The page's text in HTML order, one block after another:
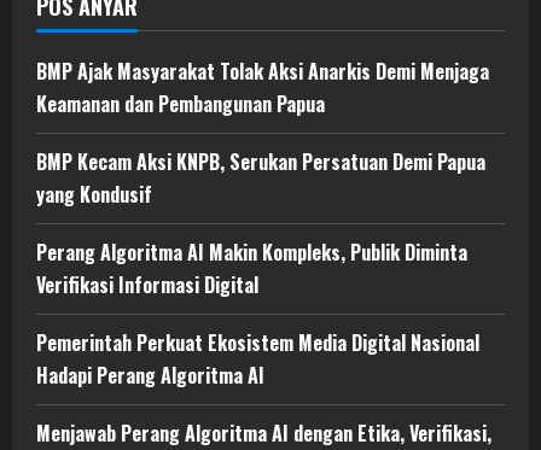
POS ANYAR
BMP Ajak Masyarakat Tolak Aksi Anarkis Demi Menjaga
Keamanan dan Pembangunan Papua
BMP Kecam Aksi KNPB, Serukan Persatuan Demi Papua
yang Kondusif
Perang Algoritma AI Makin Kompleks, Publik Diminta
Verifikasi Informasi Digital
Pemerintah Perkuat Ekosistem Media Digital Nasional
Hadapi Perang Algoritma AI
Menjawab Perang Algoritma AI dengan Etika, Verifikasi,